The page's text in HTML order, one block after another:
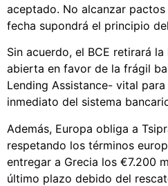
aceptado. No alcanzar
fecha supondrá el principio
Sin acuerdo, el BCE retirará
abierta en favor de la frágil
Lending Assistance- vital
inmediato del sistema
Además, Europa obliga a
respetando los términos
entregar a Grecia los €7.200
último plazo debido del